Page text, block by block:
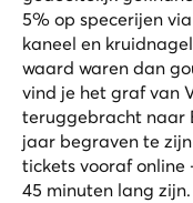
5% op specerijen
kaneel en
waard waren dan
vind je het graf van
teruggebracht naar
jaar begraven te
tickets vooraf
45 minuten lang zijn.